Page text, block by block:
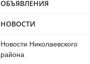
ОБЪЯВЛЕНИЯ
НОВОСТИ
Новости Николаевского
района